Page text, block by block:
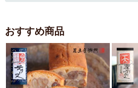
おすすめ商品